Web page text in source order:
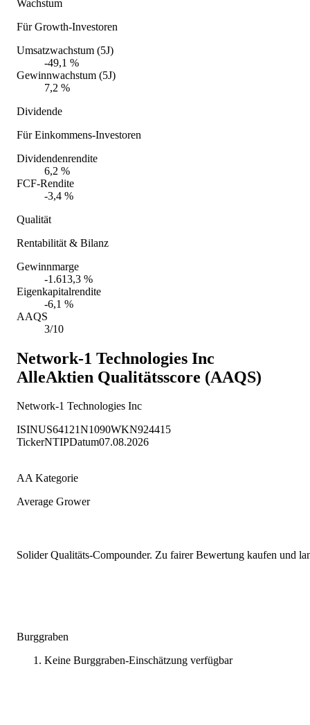
Wachstum
Für Growth-Investoren
Umsatzwachstum (5J)
-49,1 %
Gewinnwachstum (5J)
7,2 %
Dividende
Für Einkommens-Investoren
Dividendenrendite
6,2 %
FCF-Rendite
-3,4 %
Qualität
Rentabilität & Bilanz
Gewinnmarge
-1.613,3 %
Eigenkapitalrendite
-6,1 %
AAQS
3/10
Network-1 Technologies Inc
AlleAktien Qualitätsscore (AAQS)
Network-1 Technologies Inc
ISINUS64121N1090WKN924415
TickerNTIPDatum07.08.2026
AA Kategorie
Average Grower
Solider Qualitäts-Compounder. Zu fairer Bewertung kaufen und
Burggraben
Keine Burggraben-Einschätzung verfügbar